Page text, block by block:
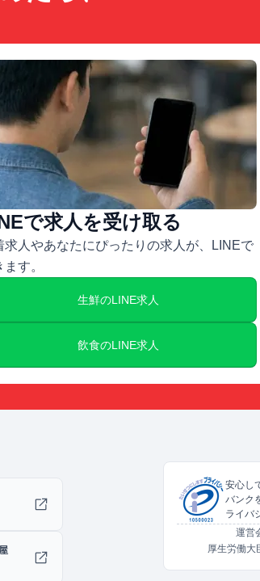
で求人を受け取る
求人やあなたにぴったりの求人が、LINEで
ます。
生鮮のLINE求人
飲食のLINE求人
安心し
バンク
ライバ
運営
厚生労働大